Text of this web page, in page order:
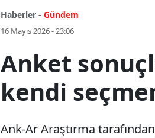
Haberler - Gündem
16 Mayıs 2026 - 23:06
Anket
kendi
Ank-Ar Araştırma